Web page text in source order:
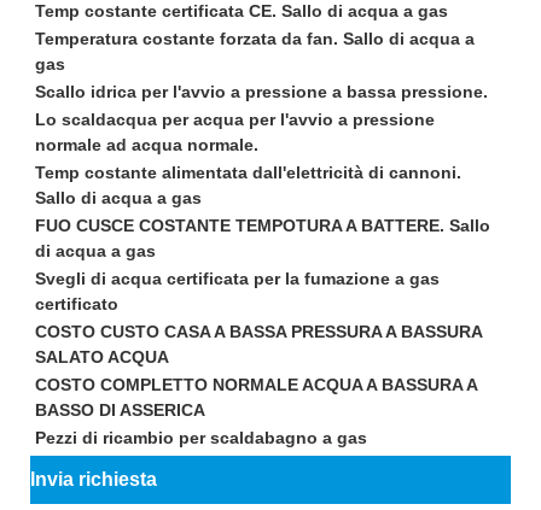
Temp costante certificata CE. Sallo di acqua a gas
Temperatura costante forzata da fan. Sallo di acqua a
gas
Scallo idrica per l'avvio a pressione a bassa pressione.
Lo scaldacqua per acqua per l'avvio a pressione
normale ad acqua normale.
Temp costante alimentata dall'elettricità di cannoni.
Sallo di acqua a gas
FUO CUSCE COSTANTE TEMPOTURA A BATTERE. Sallo
di acqua a gas
Svegli di acqua certificata per la fumazione a gas
certificato
COSTO CUSTO CASA A BASSA PRESSURA A BASSURA
SALATO ACQUA
COSTO COMPLETTO NORMALE ACQUA A BASSURA A
BASSO DI ASSERICA
Pezzi di ricambio per scaldabagno a gas
Invia richiesta